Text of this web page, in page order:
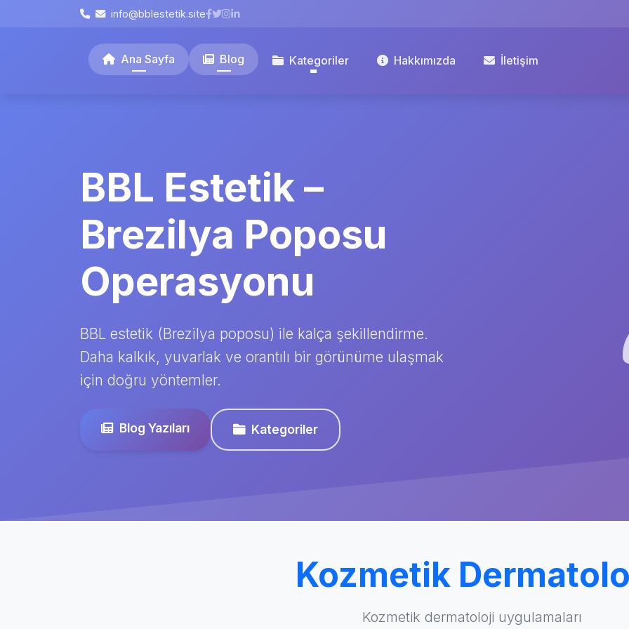
info@bblestetik.site
Ana Sayfa Blog Kategoriler Hakkımızda İletişim
BBL Estetik –
Brezilya Poposu
Operasyonu
BBL estetik (Brezilya poposu) ile kalça şekillendirme.
Daha kalkık, yuvarlak ve orantılı bir görünüme ulaşmak
için doğru yöntemler.
Blog Yazıları Kategoriler
Kozmetik
Kozmetik dermatoloji uygulamaları